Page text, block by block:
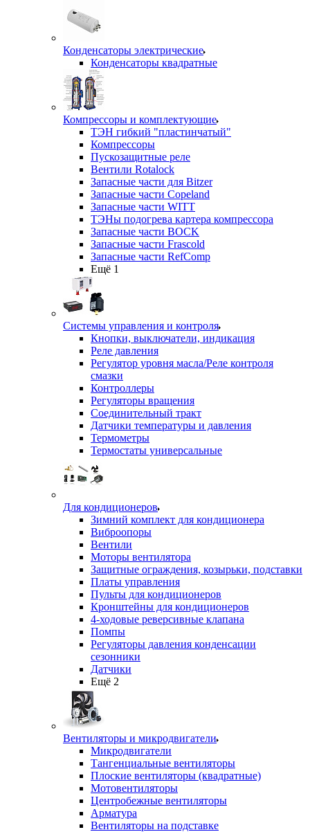
Конденсаторы электрические
Конденсаторы квадратные
Компрессоры и комплектующие
ТЭН гибкий "пластинчатый"
Компрессоры
Пускозащитные реле
Вентили Rotalock
Запасные части для Bitzer
Запасные части Copeland
Запасные части WITT
ТЭНы подогрева картера компрессора
Запасные части BOCK
Запасные части Frascold
Запасные части RefComp
Ещё 1
Системы управления и контроля
Кнопки, выключатели, индикация
Реле давления
Регулятор уровня масла/Реле контроля
смазки
Контроллеры
Регуляторы вращения
Соединительный тракт
Датчики температуры и давления
Термометры
Термостаты универсальные
Для кондиционеров
Зимний комплект для кондиционера
Виброопоры
Вентили
Моторы вентилятора
Защитные ограждения, козырьки, подставки
Платы управления
Пульты для кондиционеров
Кронштейны для кондиционеров
4-ходовые реверсивные клапана
Помпы
Регуляторы давления конденсации
сезонники
Датчики
Ещё 2
Вентиляторы и микродвигатели
Микродвигатели
Тангенциальные вентиляторы
Плоские вентиляторы (квадратные)
Мотовентиляторы
Центробежные вентиляторы
Арматура
Вентиляторы на подставке